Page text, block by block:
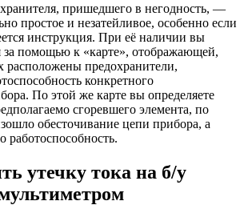
пришедшего в негодность, —
простое и незатейливое, особенно если
инструкция. При её наличии вы
за помощью к «карте», отображающей,
расположены предохранители,
конкретного
По этой же карте вы определяете
сгоревшего элемента, по
обесточивание цепи прибора, а
работоспособность.
утечку тока на б/у